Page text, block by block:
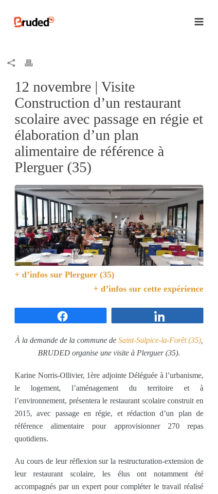
12 novembre | Visite
Construction d’un restaurant
scolaire avec passage en régie et
élaboration d’un plan
alimentaire de référence à
Plerguer (35)
+ d’infos sur Plerguer (35)
+ d’infos sur cette expérience
À la demande de la commune de Saint-Sulpice-la-Forêt (35)
BRUDED organise une visite à Plerguer (35).
Karine Norris-Ollivier, 1ère adjointe Déléguée à l’urbanisme,
le logement, l’aménagement du territoire et à
l’environnement, présentera le restaurant scolaire construit en
2015, avec passage en régie, et rédaction d’un plan de
référence alimentaire pour approvisionner 270 repas
quotidiens.
Au cours de leur réflexion sur la restructuration-extension de
leur restaurant scolaire, les élus ont notamment été
accompagnés par un expert pour compléter le travail réalisé